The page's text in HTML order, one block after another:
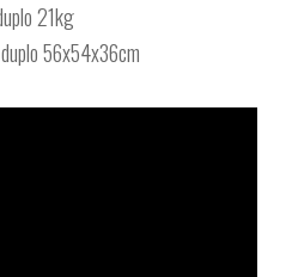
21kg
56x54x36cm